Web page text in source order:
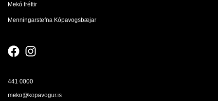
Mekó fréttir
Menningarstefna Kópavogsbæjar
441 0000
meko@kopavogur.is